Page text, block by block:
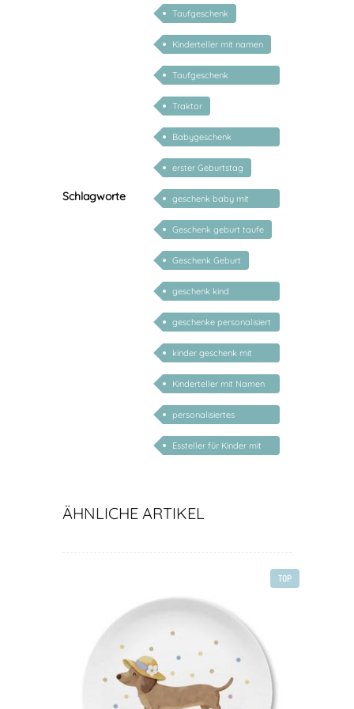
Schlagworte
Taufgeschenk
Kinderteller mit namen
Taufgeschenk
personalisiert
Traktor
Babygeschenk
personalisiert
erster Geburtstag
geschenk baby mit
namen
Geschenk geburt taufe
Geschenk Geburt
geschenk kind
personalisiert
geschenke personalisiert
kinder
kinder geschenk mit
namen
Kinderteller mit Namen
personalisiert
personalisiertes
Geschenk Baby
Essteller für Kinder mit
ÄHNLICHE ARTIKEL
TOP